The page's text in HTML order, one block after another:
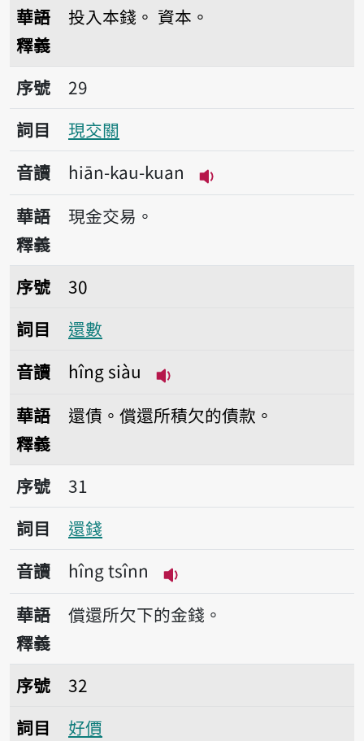
華語
釋義
投入本錢。 資本。
序號29現交關
序號
29
詞目
現交關
音讀
hiān-kau-kuan
播放音讀hiān-kau-
華語
釋義
現金交易。
序號30還數
序號
30
詞目
還數
音讀
hîng siàu
華語
釋義
還債。償還所積欠的債款。
序號31還錢
序號
31
詞目
還錢
音讀
hîng tsînn
播放音讀hîng tsînn
華語
釋義
償還所欠下的金錢。
序號32好價
序號
32
詞目
好價